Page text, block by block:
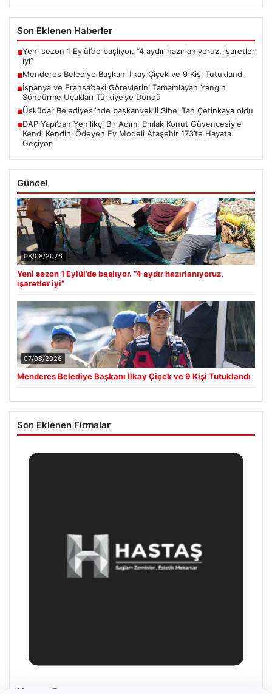
Son Eklenen Haberler
■Yeni sezon 1 Eylül’de başlıyor. “4 aydır hazırlanıyoruz, işaretler
iyi”
■Menderes Belediye Başkanı İlkay Çiçek ve 9 Kişi Tutuklandı
■İspanya ve Fransa’daki Görevlerini Tamamlayan Yangın
Söndürme Uçakları Türkiye’ye Döndü
■Üsküdar Belediyesi’nde başkanvekili Sibel Tan Çetinkaya oldu
■DAP Yapı’dan Yenilikçi Bir Adım: Emlak Konut Güvencesiyle
Kendi Kendini Ödeyen Ev Modeli Ataşehir 173’te Hayata
Geçiyor
Güncel
08/08/2026
Yeni sezon 1 Eylül’de başlıyor. “4 aydır hazırlanıyoruz,
işaretler iyi”
07/08/2026
Menderes Belediye Başkanı İlkay Çiçek ve 9 Kişi Tutuklandı
Son Eklenen Firmalar